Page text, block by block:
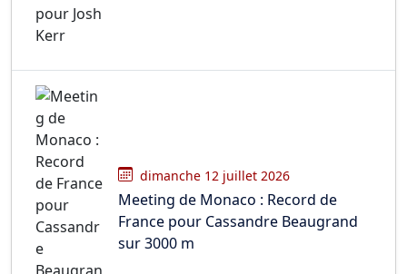
dimanche 12 juillet 2026
Meeting de Monaco : Record de
France pour Cassandre Beaugrand
sur 3000 m